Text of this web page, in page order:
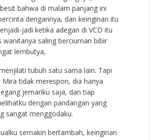
bahwa di malam panjang ini
dengannya, dan keinginan itu
jadi ketika adegan di VCD itu
wanitanya saling berciuman bibir
lembutya,
tubuh satu sama lain. Tapi
Mira tidak merespon, dia hanya
jemariku saja, dan tiap
dengan pandangan yang
sangat menggodaku.
semakin bertambah, keinginan